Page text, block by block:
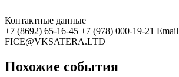
Контактные данные
+7 (8692) 65-16-45 +7 (978) 000-19-21
FICE@VKSATERA.LTD
Похожие события